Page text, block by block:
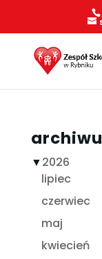
▼2026
lipiec
czerwiec
maj
kwiecień